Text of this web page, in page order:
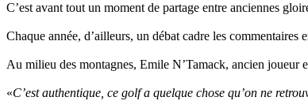
C’est avant tout un moment de partage entre anciennes
Chaque année, d’ailleurs, un débat cadre les
Au milieu des montagnes, Emile N’Tamack, ancien joueur
«C’est authentique, ce golf a quelque chose qu’on ne